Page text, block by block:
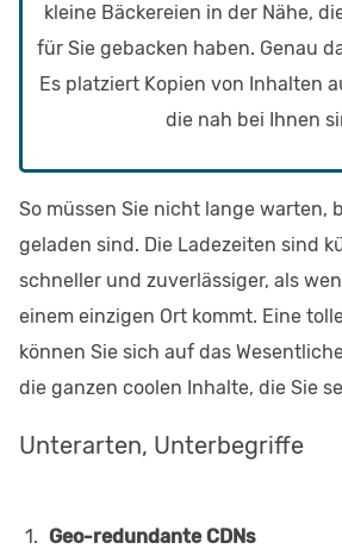
kleine Bäckereien in der Nähe,
für Sie gebacken haben. Genau
Es platziert Kopien von Inhalten
die nah bei Ihnen
So müssen Sie nicht lange warten,
geladen sind. Die Ladezeiten sind
schneller und zuverlässiger, als
einem einzigen Ort kommt. Eine
können Sie sich auf das
die ganzen coolen Inhalte, die Sie
Unterarten, Unterbegriffe
Geo-redundante CDNs